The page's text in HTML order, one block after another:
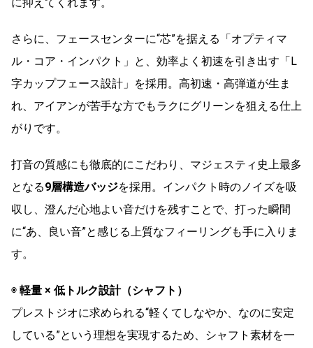
さらに、フェースセンターに“芯”を据える「オプティマ
ル・コア・インパクト」と、効率よく初速を引き出す「L
字カップフェース設計」を採用。高初速・高弾道が生ま
れ、アイアンが苦手な方でもラクにグリーンを狙える仕上
がりです。
打音の質感にも徹底的にこだわり、マジェスティ史上最多
となる9層構造バッジを採用。インパクト時のノイズを吸
収し、澄んだ心地よい音だけを残すことで、打った瞬間
に“あ、良い音”と感じる上質なフィーリングも手に入りま
す。
◉ 軽量 × 低トルク設計（シャフト）
プレストジオに求められる“軽くてしなやか、なのに安定
している”という理想を実現するため、シャフト素材を一